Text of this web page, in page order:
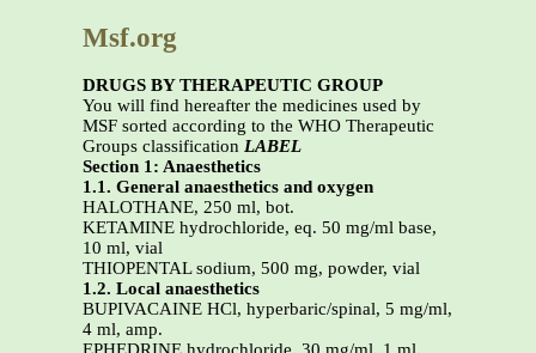
Msf.org
DRUGS BY THERAPEUTIC GROUP
You will find hereafter the medicines used by
MSF sorted according to the WHO Therapeutic
Groups classification LABEL
Section 1: Anaesthetics
1.1. General anaesthetics and oxygen
HALOTHANE, 250 ml, bot.
KETAMINE hydrochloride, eq. 50 mg/ml base,
10 ml, vial
THIOPENTAL sodium, 500 mg, powder, vial
1.2. Local anaesthetics
BUPIVACAINE HCl, hyperbaric/spinal, 5 mg/ml,
4 ml, amp.